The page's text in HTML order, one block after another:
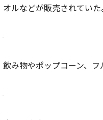
オルなどが販売されていた
飲み物やポップコーン、フ